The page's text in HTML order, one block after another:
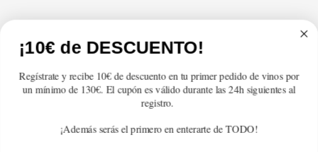
Información
¡10€ de DESCUENTO!
Regístrate y recibe 10€ de descuento en tu primer pedido de vinos por
un mínimo de 130€. El cupón es válido durante las 24h siguientes al
registro.
¡Además serás el primero en enterarte de TODO!